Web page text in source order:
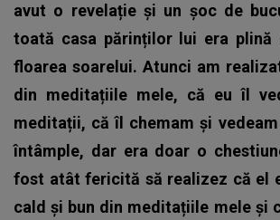
avut o revelație și un șoc de
toată casa părinților lui era plină
floarea soarelui. Atunci am
din meditațiile mele, că eu îl
meditații, că îl chemam și
întâmple, dar era doar o
fost atât fericită să realizez că el
cald și bun din meditațiile mele și